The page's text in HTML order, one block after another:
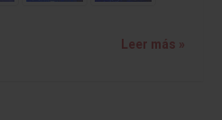
Leer más »